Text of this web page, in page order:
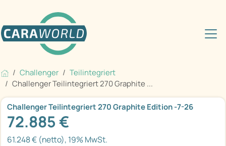
Challenger
Teilintegriert
Challenger Teilintegriert 270 Graphite ...
Challenger Teilintegriert 270 Graphite Edition -7-26
72.885 €
61.248 € (netto), 19% MwSt.